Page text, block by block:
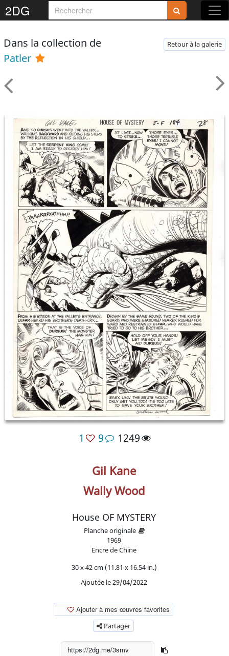
2DG
Dans la collection de
Patler
Retour à la galerie
1 9 1249
Gil Kane
Wally Wood
House OF MYSTERY
Planche originale
1969
Encre de Chine
30 x 42 cm (11.81 x 16.54 in.)
Ajoutée le 29/04/2022
Ajouter à mes œuvres favorites
Partager